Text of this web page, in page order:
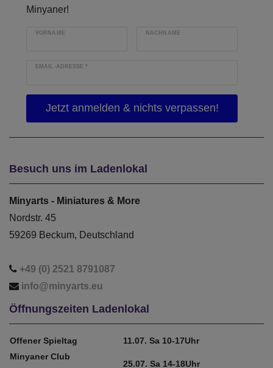
Minyaner!
VORNAME NACHNAME
EMAIL-ADRESSE*
Besuch uns im Ladenlokal
Minyarts - Miniatures & More
Nordstr. 45
59269 Beckum, Deutschland
+49 (0) 2521 8791087
info@minyarts.eu
Öffnungszeiten Ladenlokal
Offener Spieltag
11.07. Sa 10-17Uhr
Minyaner Club
25.07. Sa 14-18Uhr